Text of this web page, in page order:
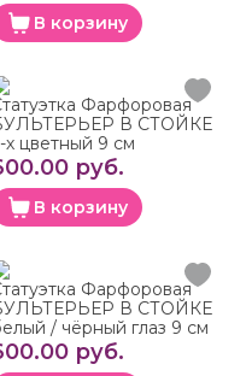
В корзину
Фарфоровая
В СТОЙКЕ
х цветный 9 см
руб.
В корзину
Фарфоровая
В СТОЙКЕ
/ чёрный глаз 9 см
руб.